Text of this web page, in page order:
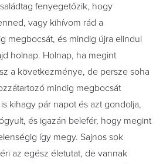
fenyegetőzik, hogy
vagy kihívom rád a
megbocsát, és mindig újra elindul
holnap. Holnap, ha megint
a következménye, de persze soha
mindig megbocsát
kihagy pár napot és azt gondolja,
és igazán belefér, hogy megint
így megy. Sajnos sok
az egész életutat, de vannak